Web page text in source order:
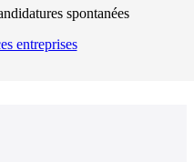
spontanées
entreprises